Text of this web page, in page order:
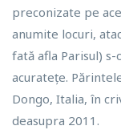
preconizate pe
anumite locuri,
fată afla Parisul)
acuratețe.
Dongo, Italia, în
deasupra 2011.